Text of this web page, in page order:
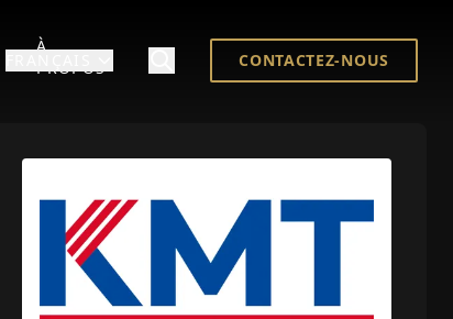
À
PROPOS
CONTACTEZ-NOUS